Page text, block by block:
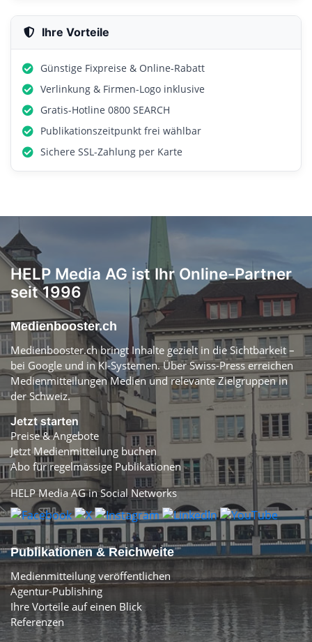
Ihre Vorteile
Günstige Fixpreise & Online-Rabatt
Verlinkung & Firmen-Logo inklusive
Gratis-Hotline 0800 SEARCH
Publikationszeitpunkt frei wählbar
Sichere SSL-Zahlung per Karte
HELP Media AG ist Ihr Online-Partner
seit 1996
Medienbooster.ch
Medienbooster.ch bringt Inhalte gezielt in die Sichtbarkeit –
bei Google und in KI-Systemen. Über Swiss-Press erreichen
Medienmitteilungen Medien und relevante Zielgruppen in
der Schweiz.
Jetzt starten
Preise & Angebote
Jetzt Medienmitteilung buchen
Abo für regelmässige Publikationen
HELP Media AG in Social Networks
Publikationen & Reichweite
Medienmitteilung veröffentlichen
Agentur-Publishing
Ihre Vorteile auf einen Blick
Referenzen